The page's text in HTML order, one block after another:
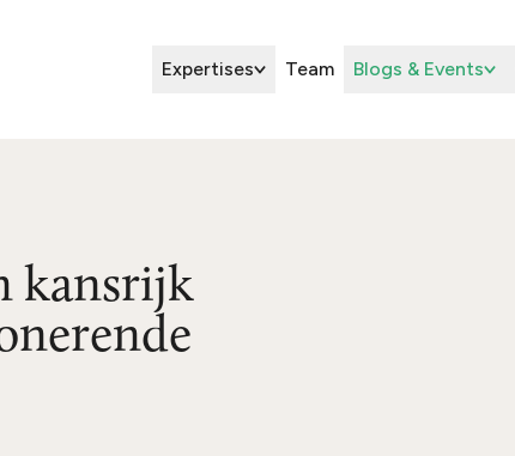
Expertises Team Blogs & Events
kansrijk